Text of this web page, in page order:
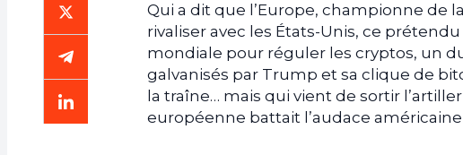
Qui a dit que l’Europe, championne de
rivaliser avec les États-Unis, ce
mondiale pour réguler les cryptos, un
galvanisés par Trump et sa clique de
la traîne… mais qui vient de sortir
européenne battait l’audace